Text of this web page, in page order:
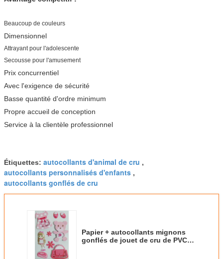
Beaucoup de couleurs
Dimensionnel
Attrayant pour l'adolescente
Secousse pour l'amusement
Prix concurrentiel
Avec l'exigence de sécurité
Basse quantité d'ordre minimum
Propre accueil de conception
Service à la clientèle professionnel
Étiquettes: autocollants d'animal de cru ,
autocollants personnalisés d'enfants ,
autocollants gonflés de cru
Papier + autocollants mignons
gonflés de jouet de cru de PVC